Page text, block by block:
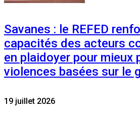
Savanes : le REFED
capacités des acteurs
en plaidoyer pour mieux
violences basées sur le
19 juillet 2026